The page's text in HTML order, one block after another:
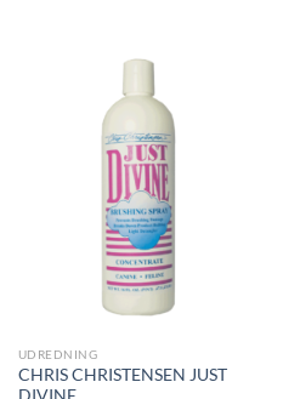
UDREDNING
CHRIS CHRISTENSEN JUST
DIVINE